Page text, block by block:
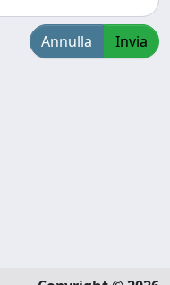
Annulla Invia